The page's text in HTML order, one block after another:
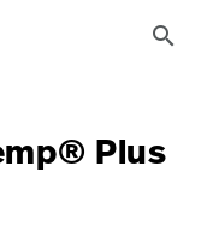
search
Plus